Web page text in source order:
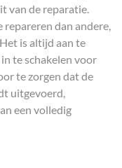
van de reparatie.
repareren dan andere,
is altijd aan te
te schakelen voor
te zorgen dat de
uitgevoerd,
een volledig